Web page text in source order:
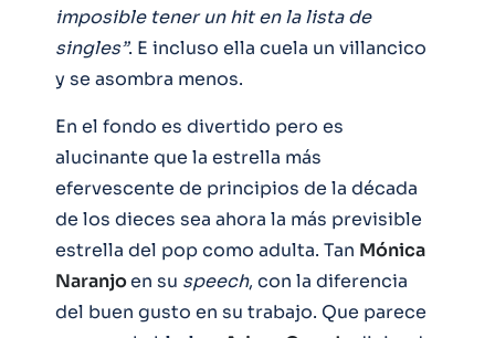
imposible tener un hit en la lista de
singles”. E incluso ella cuela un villancico
y se asombra menos.
En el fondo es divertido pero es
alucinante que la estrella más
efervescente de principios de la década
de los dieces sea ahora la más previsible
estrella del pop como adulta. Tan Mónica
Naranjoen su speech, con la diferencia
del buen gusto en su trabajo. Que parece